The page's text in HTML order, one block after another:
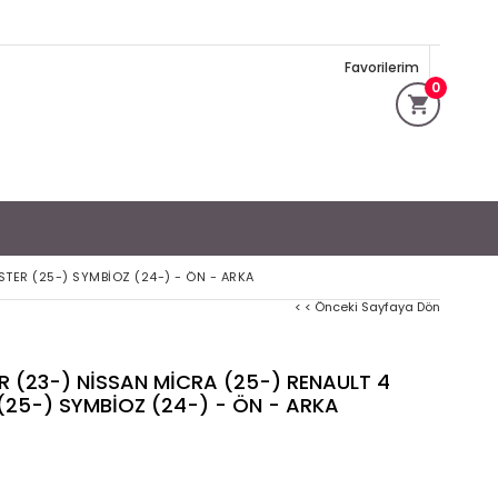
0
Favorilerim
(25-) SYMBİOZ (24-) - ÖN - ARKA
< < Önceki Sayfaya Dön
(23-) NİSSAN MİCRA (25-) RENAULT 4
) SYMBİOZ (24-) - ÖN - ARKA